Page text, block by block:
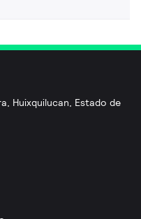
Huixquilucan, Estado de